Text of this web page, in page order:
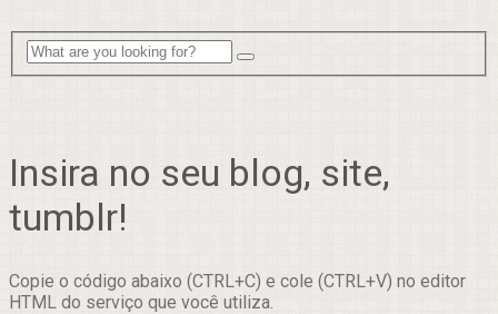
Insira no seu blog, site,
tumblr!
Copie o código abaixo (CTRL+C) e cole (CTRL+V) no editor
HTML do serviço que você utiliza.